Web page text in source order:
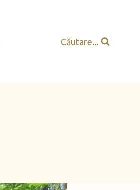
Căutare...